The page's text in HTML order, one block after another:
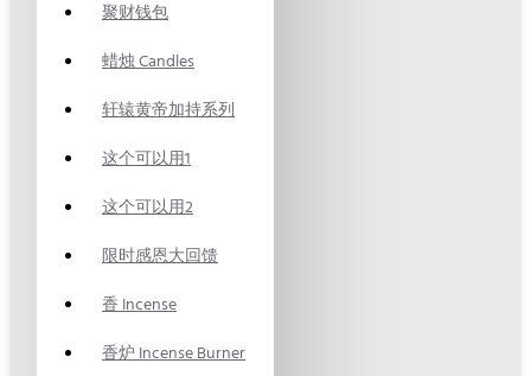
聚财钱包
蜡烛 Candles
轩辕黄帝加持系列
这个可以用1
这个可以用2
限时感恩大回馈
香 Incense
香炉 Incense Burner